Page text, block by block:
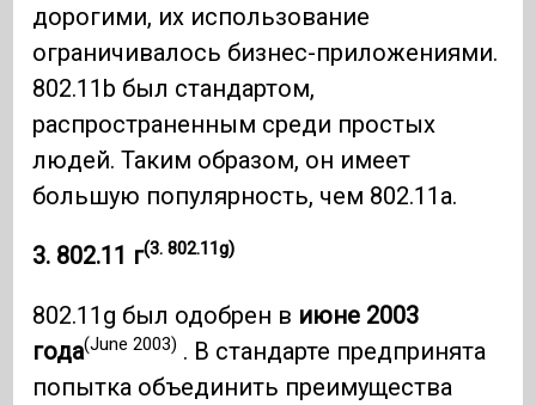
дорогими, их использование
ограничивалось бизнес-приложениями.
802.11b был стандартом,
распространенным среди простых
людей. Таким образом, он имеет
большую популярность, чем 802.11a.
3. 802.11 г(3. 802.11g)
802.11g был одобрен в июне 2003
года(June 2003) . В стандарте предпринята
попытка объединить преимущества